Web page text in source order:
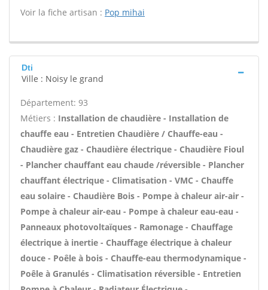
Voir la fiche artisan : Pop mihai
Dti
Ville : Noisy le grand
Département: 93
Métiers : Installation de chaudière - Installation de
chauffe eau - Entretien Chaudière / Chauffe-eau -
Chaudière gaz - Chaudière électrique - Chaudière Fioul
- Plancher chauffant eau chaude /réversible - Plancher
chauffant électrique - Climatisation - VMC - Chauffe
eau solaire - Chaudière Bois - Pompe à chaleur air-air -
Pompe à chaleur air-eau - Pompe à chaleur eau-eau -
Panneaux photovoltaïques - Ramonage - Chauffage
électrique à inertie - Chauffage électrique à chaleur
douce - Poêle à bois - Chauffe-eau thermodynamique -
Poêle à Granulés - Climatisation réversible - Entretien